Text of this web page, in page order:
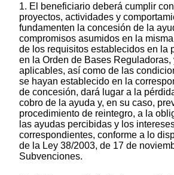
1. El beneficiario deberá cumplir
proyectos, actividades y
fundamenten la concesión de la
compromisos asumidos en la
de los requisitos establecidos en la
en la Orden de Bases Reguladoras,
aplicables, así como de las
se hayan establecido en la
de concesión, dará lugar a la
cobro de la ayuda y, en su caso,
procedimiento de reintegro, a la
las ayudas percibidas y los
correspondientes, conforme a lo
de la Ley 38/2003, de 17 de
Subvenciones.